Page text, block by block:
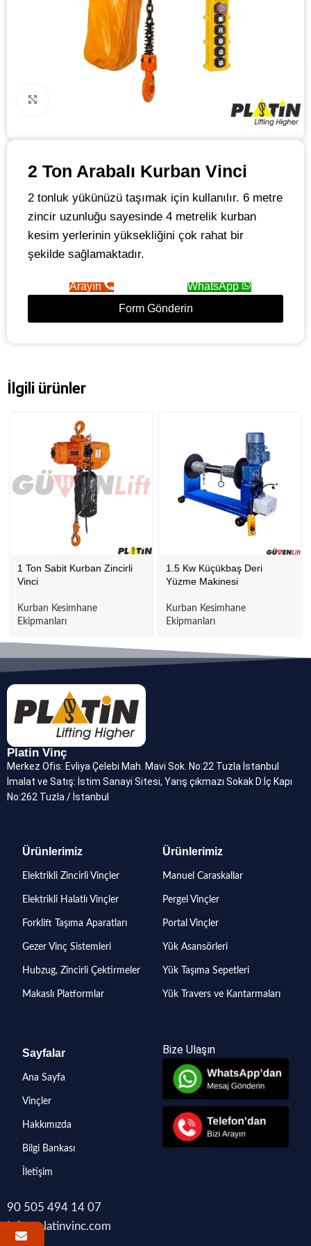
2 Ton Arabalı Kurban Vinci
2 tonluk yükünüzü taşımak için kullanılır. 6 metre
zincir uzunluğu sayesinde 4 metrelik kurban
kesim yerlerinin yüksekliğini çok rahat bir
şekilde sağlamaktadır.
Arayın
WhatsApp
Form Gönderin
İlgili ürünler
1 Ton Sabit Kurban Zincirli
Vinci
Kurban Kesimhane
Ekipmanları
1.5 Kw Küçükbaş Deri
Yüzme Makinesi
Kurban Kesimhane
Ekipmanları
Platin Vinç
Merkez Ofis: Evliya Çelebi Mah. Mavi Sok. No:22 Tuzla İstanbul
İmalat ve Satış: İstim Sanayi Sitesi, Yarış çıkmazı Sokak D:İç Kapı
No:262 Tuzla / İstanbul
Ürünlerimiz
Elektrikli Zincirli Vinçler
Elektrikli Halatlı Vinçler
Forklift Taşıma Aparatları
Gezer Vinç Sistemleri
Hubzug, Zincirli Çektirmeler
Makaslı Platformlar
Ürünlerimiz
Manuel Caraskallar
Pergel Vinçler
Portal Vinçler
Yük Asansörleri
Yük Taşıma Sepetleri
Yük Travers ve Kantarmaları
Sayfalar
Ana Sayfa
Vinçler
Hakkımızda
Bilgi Bankası
İletişim
Bize Ulaşın
90 505 494 14 07
info@platinvinc.com